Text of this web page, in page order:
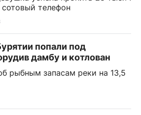
телефон
попали под
дамбу и котлован
рыбным запасам реки на 13,5